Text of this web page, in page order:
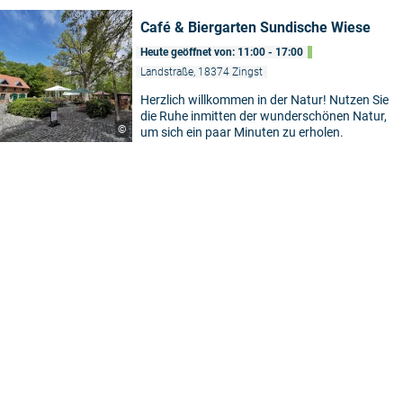
©
Café & Biergarten Sundische Wiese
Heute geöffnet von: 11:00 - 17:00
Landstraße, 18374 Zingst
Herzlich willkommen in der Natur! Nutzen Sie
die Ruhe inmitten der wunderschönen Natur,
um sich ein paar Minuten zu erholen.